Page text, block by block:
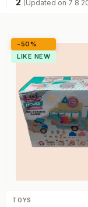
2 (Updated on 7 8
-50%
LIKE NEW
TOYS